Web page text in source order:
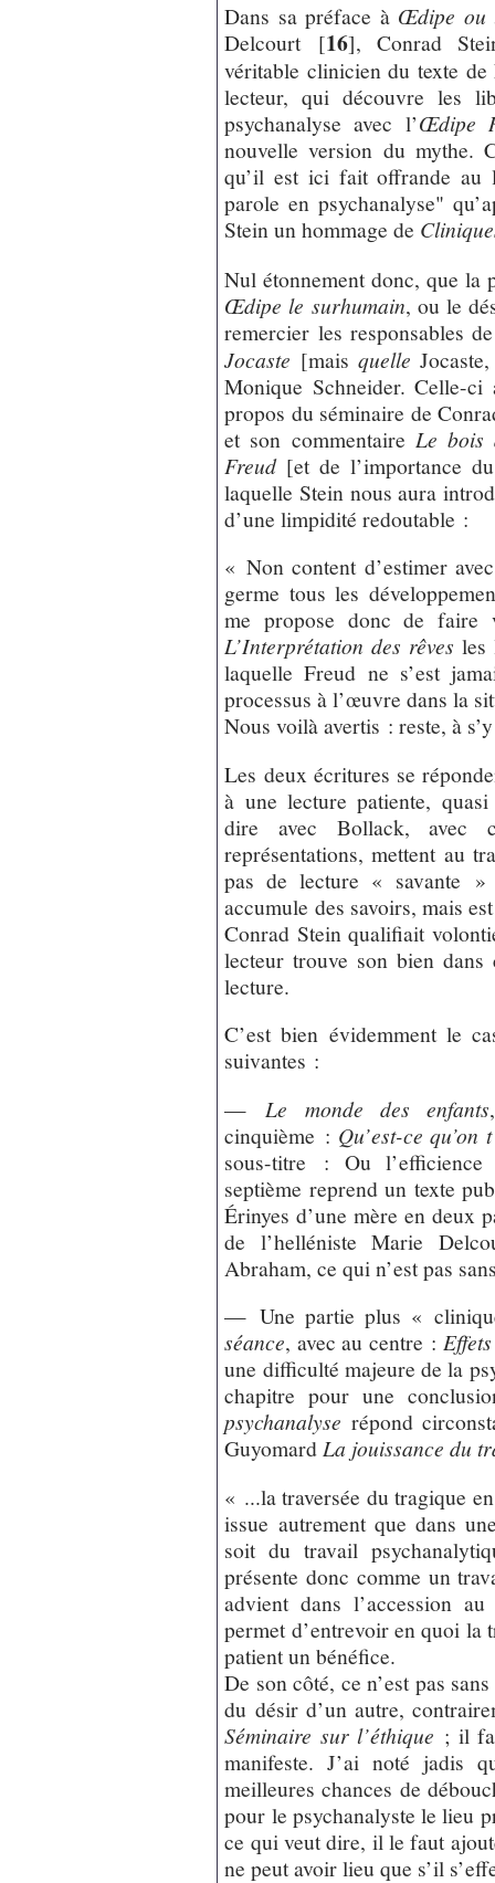
Dans sa préface à Œdipe ou
Delcourt[16], Conrad
véritable clinicien du texte
lecteur, qui découvre les
psychanalyse avec l’Œdipe
nouvelle version du mythe.
qu’il est ici fait offrande au
parole en psychanalyse"
Stein un hommage de
Nul étonnement donc, que la
Œdipe le surhumain, ou le
remercier les responsables
Jocaste [mais quelle
Monique Schneider. Celle-
propos du séminaire de
et son commentaire Le bois
Freud[et de l’importance
laquelle Stein nous aura
d’une limpidité redoutable :
« Non content d’estimer
germe tous les
me propose donc de faire
L’Interprétation des rêves les
laquelle Freud ne s’est
processus à l’œuvre dans la
Nous voilà avertis : reste, à
Les deux écritures se
à une lecture patiente,
dire avec Bollack, avec
représentations, mettent au
pas de lecture « savante
accumule des savoirs, mais
Conrad Stein qualifiait
lecteur trouve son bien
lecture.
C’est bien évidemment le
suivantes :
— Le monde des enfants
cinquième : Qu’est-ce
sous-titre : Ou
septième reprend un texte
Érinyes d’une mère en deux
de l’helléniste Marie
Abraham, ce qui n’est pas
— Une partie plus «
séance, avec au centre :
une difficulté majeure de la
chapitre pour une
psychanalyse répond
GuyomardLa jouissance du
« ...la traversée du tragique
issue autrement que dans
soit du travail
présente donc comme un
advient dans l’accession
permet d’entrevoir en quoi la
patient un bénéfice.
De son côté, ce n’est pas
du désir d’un autre,
Séminaire sur l’éthique ; il
manifeste. J’ai noté jadis
meilleures chances de
pour le psychanalyste le lieu
ce qui veut dire, il le faut
ne peut avoir lieu que s’il